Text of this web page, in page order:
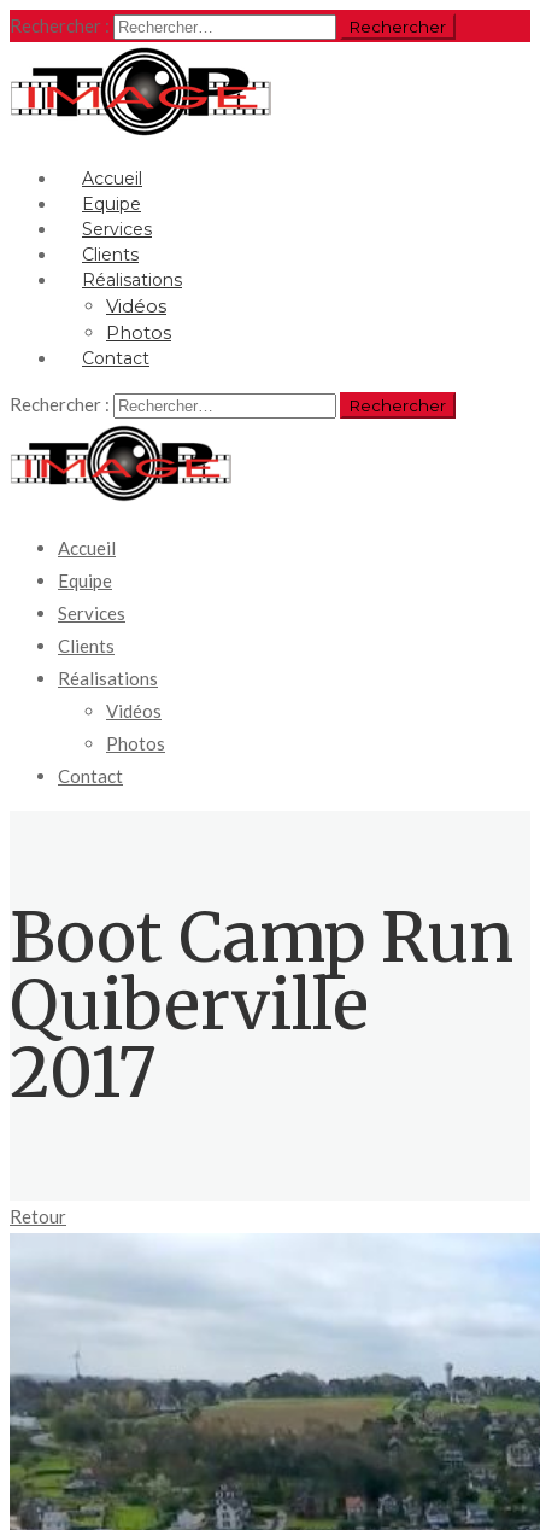
Rechercher :
Accueil
Equipe
Services
Clients
Réalisations
Vidéos
Photos
Contact
Rechercher :
Accueil
Equipe
Services
Clients
Réalisations
Vidéos
Photos
Contact
Boot Camp Run
Quiberville
2017
Retour